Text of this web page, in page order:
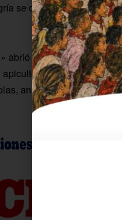
se desbordó desde las
abrió la jornada mientras
y sus abejas,
animadoras,